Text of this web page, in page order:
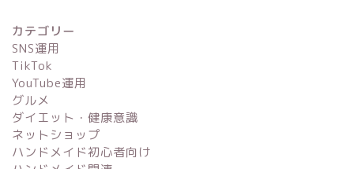
カテゴリー
SNS運用
TikTok
YouTube運用
グルメ
ダイエット・健康意識
ネットショップ
ハンドメイド初心者向け